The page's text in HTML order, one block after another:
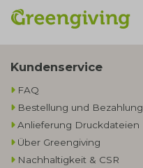
Kundenservice
FAQ
Bestellung und Bezahlung
Anlieferung Druckdateien
Über Greengiving
Nachhaltigkeit & CSR